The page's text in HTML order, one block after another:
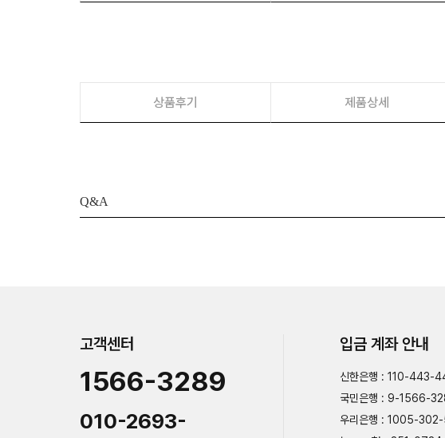
상품후기 제품상세
Q&A
고객센터
1566-3289
010-2693-
입금 계좌 안내
신한은행 : 110-443-
국민은행 : 9-1566-
우리은행 : 1005-